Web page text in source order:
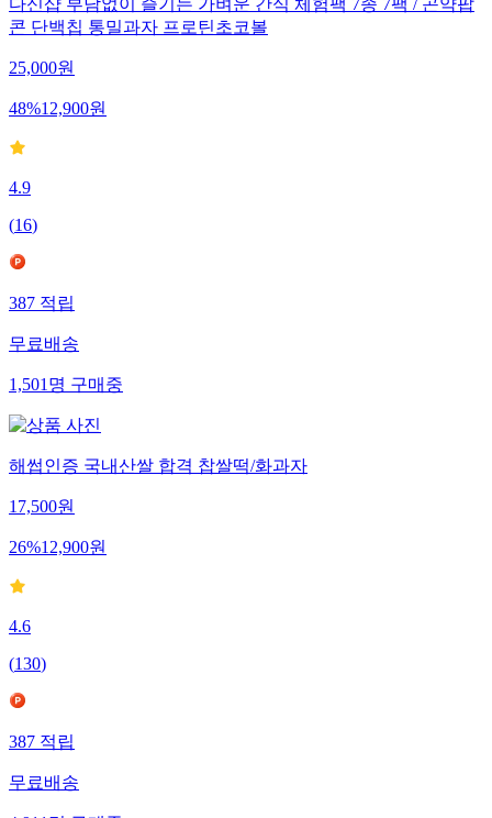
다신샵 부담없이 즐기는 가벼운 간식 체험팩 7종 7팩 / 곤약팝
콘 단백칩 통밀과자 프로틴초코볼
25,000원
48%12,900원
4.9
(16)
387적립
무료배송
1,501명구매중
해썹인증 국내산쌀 합격 찹쌀떡/화과자
17,500원
26%12,900원
4.6
(130)
387적립
무료배송